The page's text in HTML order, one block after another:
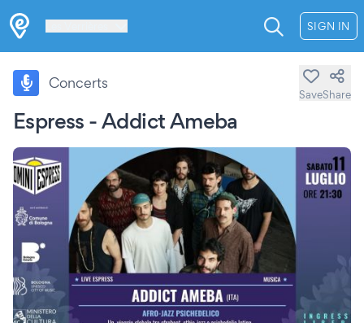
SIGN IN
Espress - Addict Ameba
Concerts
SaveShare